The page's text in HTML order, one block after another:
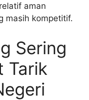
aman
masih kompetitif.
Sering
Tarik